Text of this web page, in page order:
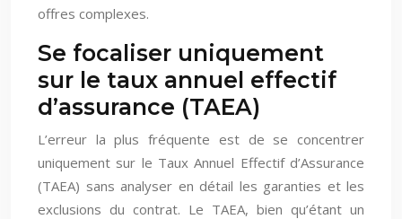
offres complexes.
Se focaliser uniquement
sur le taux annuel effectif
d’assurance (TAEA)
L’erreur la plus fréquente est de se concentrer
uniquement sur le Taux Annuel Effectif d’Assurance
(TAEA) sans analyser en détail les garanties et les
exclusions du contrat. Le TAEA, bien qu’étant un